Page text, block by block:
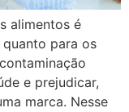
alimentos é
para os
e prejudicar,
marca. Nesse